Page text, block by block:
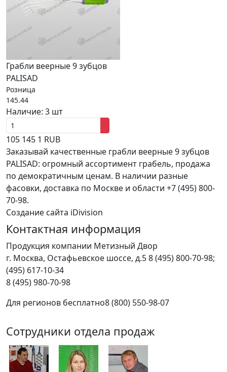
Грабли веерные 9 зубцов
PALISAD
Розница
145.44
Наличие: 3 шт
105 145 1 RUB
Заказывай качественные грабли веерные 9 зубцов
PALISAD: огромный ассортимент грабель, продажа
по демократичным ценам. В наличии разные
фасовки, доставка по Москве и области +7 (495) 800-
70-98.
Создание сайта iDivision
Контактная информация
Продукция компании Метизный Двор
г. Москва, Остафьевское шоссе, д.58 (495) 800-70-98;
(495) 617-10-34
8 (495) 980-70-98
Для регионов бесплатно8 (800) 550-98-07
Сотрудники отдела продаж